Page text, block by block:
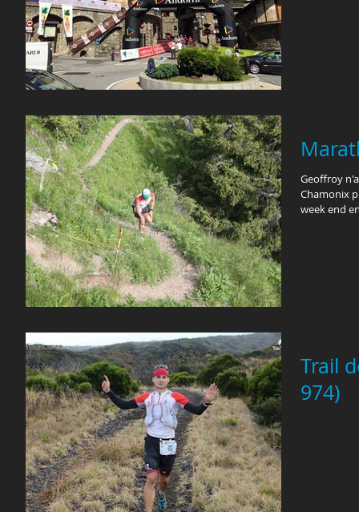
Geoffroy
Chamonix
week end
Trail
974)